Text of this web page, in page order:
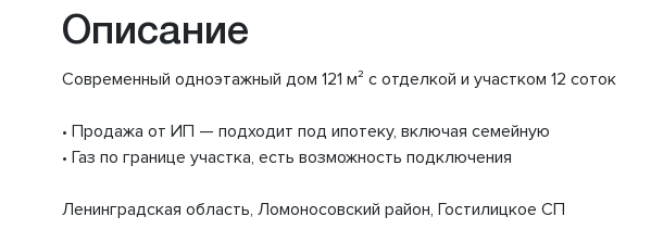
Описание
Современный одноэтажный дом 121 м² с отделкой и участком 12 соток
• Продажа от ИП — подходит под ипотеку, включая семейную
• Газ по границе участка, есть возможность подключения
Ленинградская область, Ломоносовский район, Гостилицкое СП